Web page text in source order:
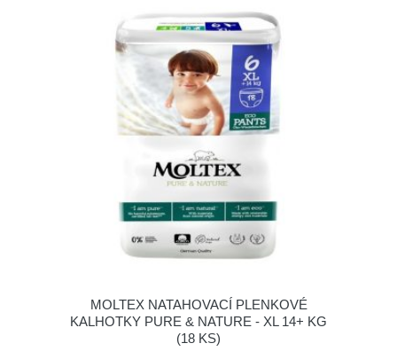
MOLTEX NATAHOVACÍ PLENKOVÉ
KALHOTKY PURE & NATURE - XL 14+ KG
(18 KS)